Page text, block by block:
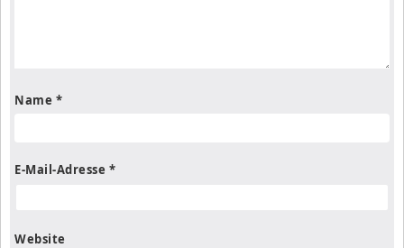
Name *
E-Mail-Adresse *
Website